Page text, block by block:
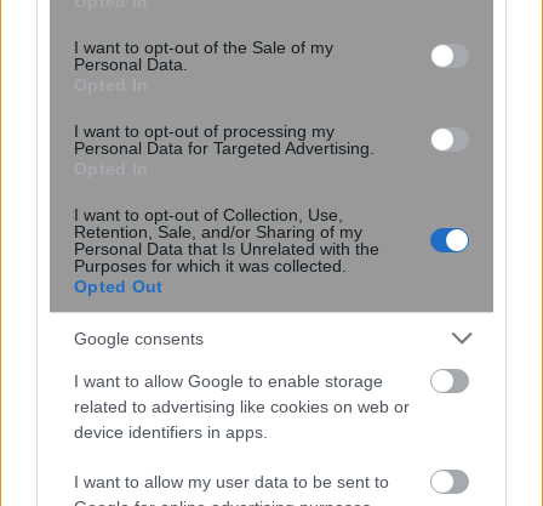
consent section.
I want to opt-out of the Sale of my
Personal Data.
I want to opt-out of processing my
Personal Data for Targeted Advertising.
I want to opt-out of Collection, Use,
Retention, Sale, and/or Sharing of my
Personal Data that Is Unrelated with the
Purposes for which it was collected.
Opted Out
Google consents
I want to allow Google to enable storage
related to advertising like cookies on web or
device identifiers in apps.
I want to allow my user data to be sent to
Ψεύτικα PDF και εφαρμογές
συνομιλίας μετατρέπουν υπολογιστές
και Android σε εργαλεία
κατασκοπείας